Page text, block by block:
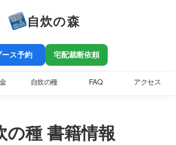
自炊の森
ース予約 宅配裁断依頼
自炊の種 FAQ アクセス
の種 書籍情報